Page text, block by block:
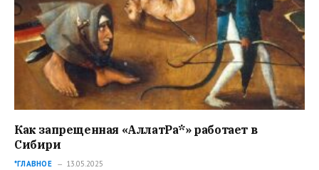
Как запрещенная «АллатРа*» работает в
Сибири
*ГЛАВНОЕ 13.05.2025